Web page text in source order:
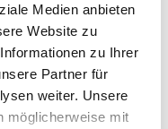
Medien anbieten
Website zu
zu Ihrer
Partner für
weiter. Unsere
möglicherweise mit